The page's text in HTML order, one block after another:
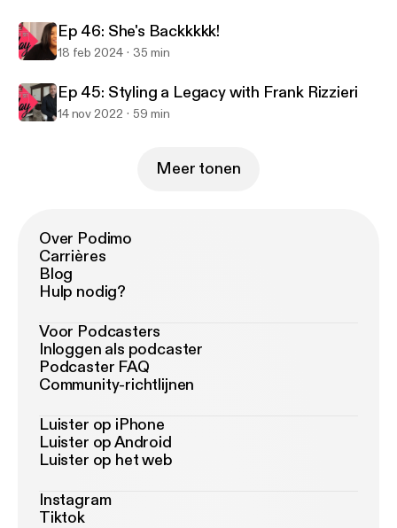
Ep 46: She's Backkkkk!
18 feb 2024 35 min
Ep 45: Styling a Legacy with Frank Rizzieri
14 nov 2022 59 min
Meer tonen
Over Podimo
Carrières
Blog
Hulp nodig?
Voor Podcasters
Inloggen als podcaster
Podcaster FAQ
Community-richtlijnen
Luister op iPhone
Luister op Android
Luister op het web
Instagram
Tiktok